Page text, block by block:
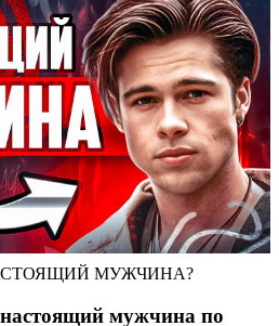
МУЖЧИНА?
мужчина по